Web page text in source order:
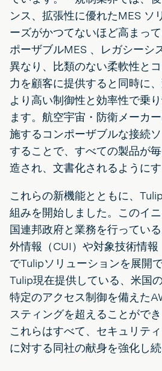
ンス、拡張性に優れたMES ソ
ーズがかつてないほど高まっ
ポーザブルMES 、レガシーシ
異なり、比類のない柔軟性と
力を顧客に提供すると同時に
より高い制御性と効率性で乗
ます。航空宇宙・防衛メーカ
施するコンポーザブルな接続
することで、すべての製品が
造され、文書化されるようにす
これらの新機能とともに、
組みを開始しました。このイ
国連邦政府と業務を行ってい
外情報（CUI）や対象技術情
でTulipソリューションを展開
Tulip現在提供している、米国
特定のアクセス制御を備えた
スティングを超えることがで
これらはすべて、セキュリテ
に対する同社の献身を強化し続